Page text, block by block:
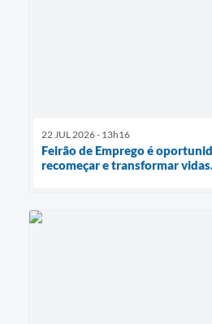
22 JUL 2026 - 13h16
Feirão de Emprego é
recomeçar e transformar vidas.